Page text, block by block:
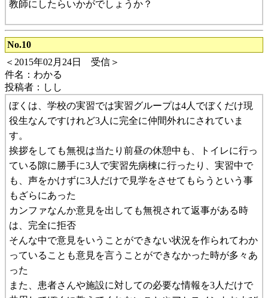
教師にしたらいかがでしょうか？
No.10
＜2015年02月24日 受信＞
件名：わかる
投稿者：しし
ぼくは、学校の実習では実習グループは4人でぼくだけ現
役生なんですけれど3人に完全に仲間外れにされていま
す。
挨拶をしても無視は当たり前昼の休憩中も、トイレに行っ
ている隙に勝手に3人で実習先病棟に行ったり、実習中で
も、声をかけずに3人だけで見学をさせてもらうという事
もざらにあった
カンファなんか意見を出しても無視されて返事がある時
は、完全に拒否
そんな中で意見をいうことができない状況を作られてわか
っていることも意見を言うことができなかった時が多々あ
った
また、患者さんや施設に対しての必要な情報を3人だけで